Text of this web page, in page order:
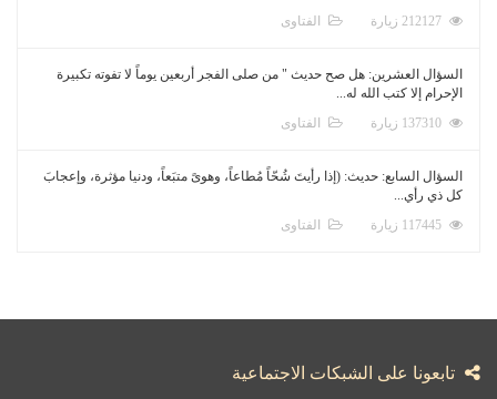
الفتاوى
السؤال العشرين: هل صح حديث " من صلى الفجر أربعين يوماً لا تفوته تكبيرة
الإحرام إلا كتب الله له...
الفتاوى
السؤال السابع: حديث: (إذا رأيتَ شُحّاً مُطاعاً، وهوىً متبَعاً، ودنيا مؤثرة، وإعجابَ
كل ذي رأي...
الفتاوى
تابعونا على الشبكات الاجتماعية